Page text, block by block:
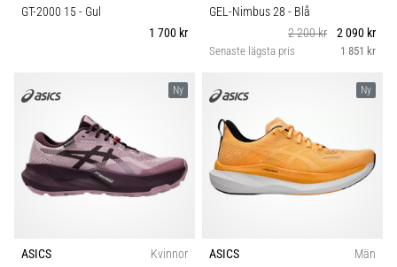
GT-2000 15- Gul
1 700 kr
GEL-Nimbus 28 - Blå
2 200 kr
2 090 kr
Senaste lägsta pris 1 851 kr
Ny
ASICS
Kvinnor
Ny
ASICS
Män